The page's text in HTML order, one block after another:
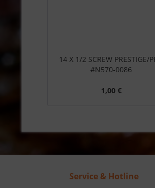
14 X 1/2 SCREW PRESTIGE/
#N570-0086
1,00 €
Service & Hotline